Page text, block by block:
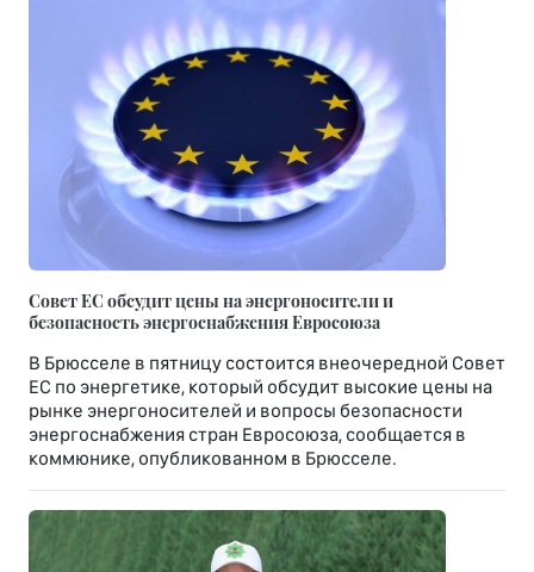
Совет ЕС обсудит цены на энергоносители и
безопасность энергоснабжения Евросоюза
В Брюсселе в пятницу состоится внеочередной Совет
ЕС по энергетике, который обсудит высокие цены на
рынке энергоносителей и вопросы безопасности
энергоснабжения стран Евросоюза, сообщается в
коммюнике, опубликованном в Брюсселе.